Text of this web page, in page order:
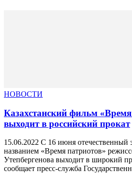
НОВОСТИ
Казахстанский фильм
выходит в российский прокат
15.06.2022 С 16 июня отечественный
названием «Время патриотов»
Утепбергенова выходит в широкий
сообщает пресс-служба